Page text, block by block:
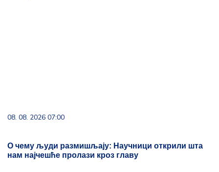
08. 08. 2026 07:00
О чему људи размишљају: Научници открили шта
нам најчешће пролази кроз главу